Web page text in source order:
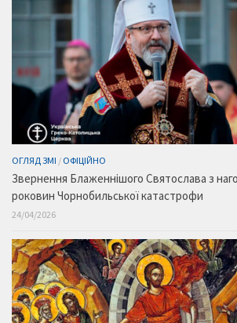
ОГЛЯД ЗМІ / ОФІЦІЙНО
Звернення Блаженнішого Святослава з
роковин Чорнобильської катастрофи
24/04/2026